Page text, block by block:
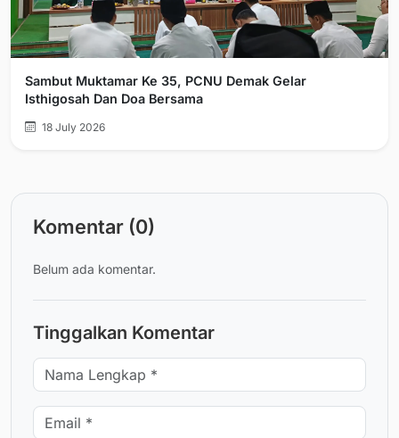
Sambut Muktamar Ke 35, PCNU Demak Gelar
Isthigosah Dan Doa Bersama
18 July 2026
Komentar (0)
Belum ada komentar.
Tinggalkan Komentar